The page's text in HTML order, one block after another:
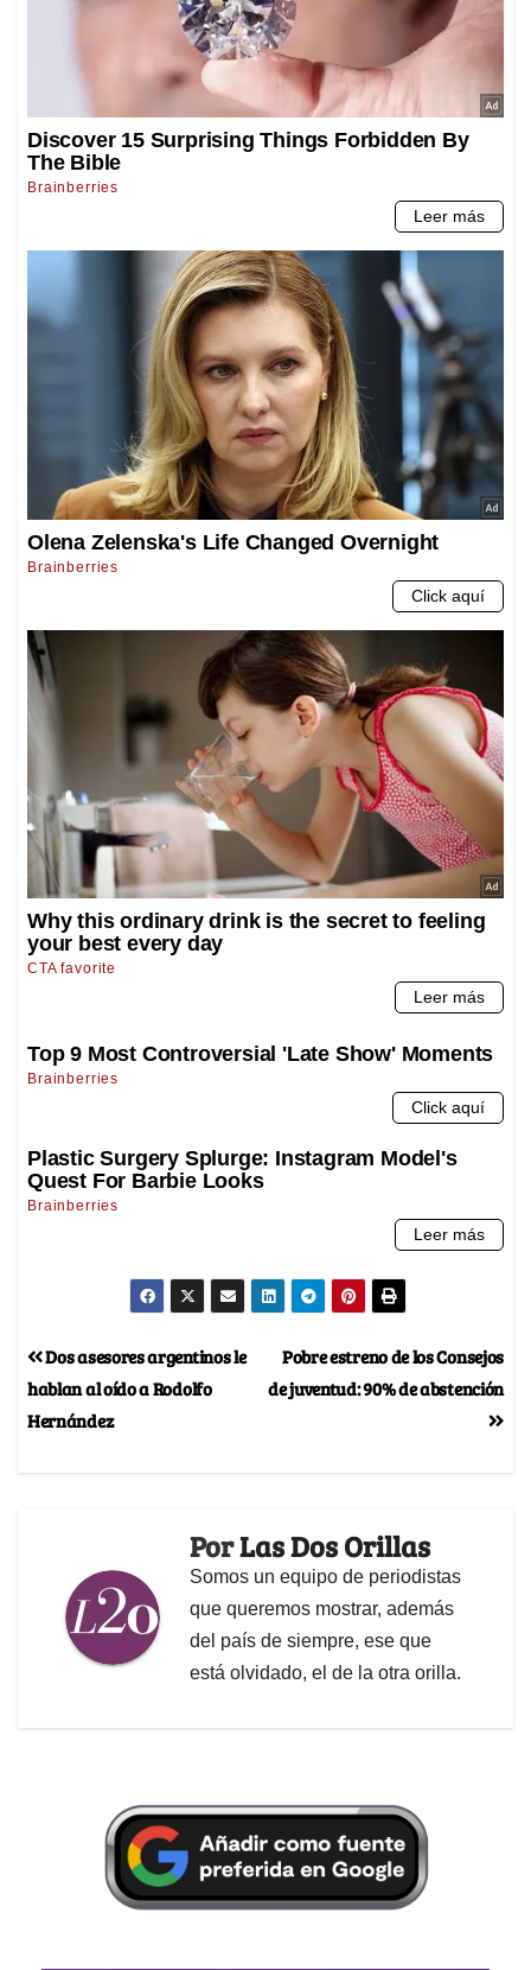
Pobre estreno de los Consejos
de juventud: 90% de abstención
Dos asesores argentinos le
hablan al oído a Rodolfo
Hernández
PorLas Dos Orillas
Somos un equipo de periodistas
que queremos mostrar, además
del país de siempre, ese que
está olvidado, el de la otra orilla.